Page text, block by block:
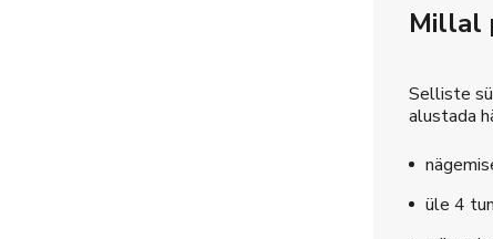
Millal
Selliste
alustada
üle 4